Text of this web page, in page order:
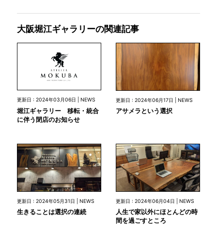
大阪堀江ギャラリーの関連記事
更新日 : 2024年03月06日 | NEWS
堀江ギャラリー 移転・統合
に伴う閉店のお知らせ
更新日 : 2024年06月17日 | NEWS
アサメラという選択
更新日 : 2024年05月31日 | NEWS
生きることは選択の連続
更新日 : 2024年06月04日 | NEWS
人生で家以外にほとんどの時
間を過ごすところ